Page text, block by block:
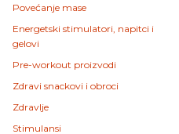
Povećanje mase
Energetski stimulatori, napitci i
gelovi
Pre-workout proizvodi
Zdravi snackovi i obroci
Zdravlje
Stimulansi